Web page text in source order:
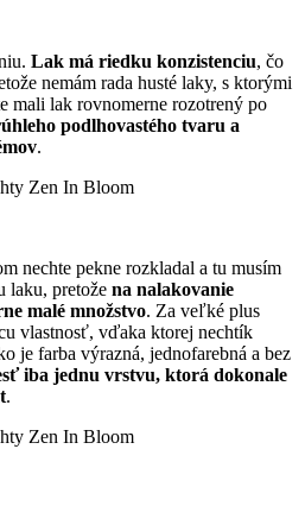
Lak má riedku konzistenciu, čo
nemám rada husté laky, s ktorými
mali lak rovnomerne rozotrený po
podlhovastého tvaru a
.
nechte pekne rozkladal a tu musím
laku, pretože na nalakovanie
malé množstvo. Za veľké plus
vlastnosť, vďaka ktorej nechtík
je farba výrazná, jednofarebná a bez
iba jednu vrstvu, ktorá dokonale
.